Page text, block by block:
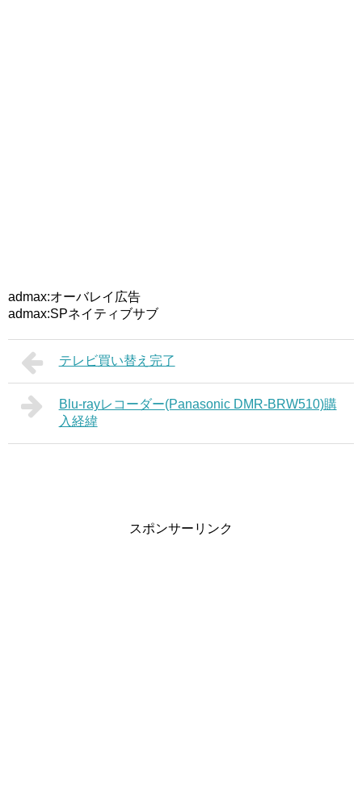
admax:オーバレイ広告
admax:SPネイティブサブ
テレビ買い替え完了
Blu-rayレコーダー(Panasonic DMR-BRW510)購
入経緯
スポンサーリンク